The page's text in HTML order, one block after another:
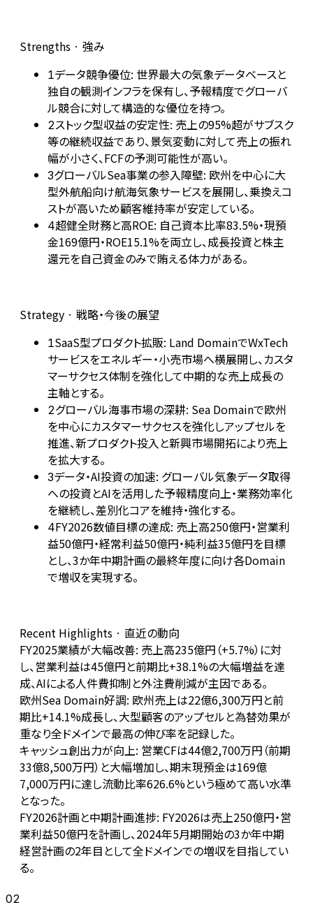
Strengths · 強み
1データ競争優位: 世界最大の気象データベースと
独自の観測インフラを保有し、予報精度でグローバ
ル競合に対して構造的な優位を持つ。
2ストック型収益の安定性: 売上の95%超がサブスク
等の継続収益であり、景気変動に対して売上の振れ
幅が小さく、FCFの予測可能性が高い。
3グローバルSea事業の参入障壁: 欧州を中心に大
型外航船向け航海気象サービスを展開し、乗換えコ
ストが高いため顧客維持率が安定している。
4超健全財務と高ROE: 自己資本比率83.5%・現預
金169億円・ROE15.1%を両立し、成長投資と株主
還元を自己資金のみで賄える体力がある。
Strategy · 戦略・今後の展望
1SaaS型プロダクト拡販: Land DomainでWxTech
サービスをエネルギー・小売市場へ横展開し、カスタ
マーサクセス体制を強化して中期的な売上成長の
主軸とする。
2グローバル海事市場の深耕: Sea Domainで欧州
を中心にカスタマーサクセスを強化しアップセルを
推進、新プロダクト投入と新興市場開拓により売上
を拡大する。
3データ・AI投資の加速: グローバル気象データ取得
への投資とAIを活用した予報精度向上・業務効率化
を継続し、差別化コアを維持・強化する。
4FY2026数値目標の達成: 売上高250億円・営業利
益50億円・経常利益50億円・純利益35億円を目標
とし、3か年中期計画の最終年度に向け各Domain
で増収を実現する。
Recent Highlights · 直近の動向
FY2025業績が大幅改善: 売上高235億円（+5.7%）に対
し、営業利益は45億円と前期比+38.1%の大幅増益を達
成、AIによる人件費抑制と外注費削減が主因である。
欧州Sea Domain好調: 欧州売上は22億6,300万円と前
期比+14.1%成長し、大型顧客のアップセルと為替効果が
重なり全ドメインで最高の伸び率を記録した。
キャッシュ創出力が向上: 営業CFは44億2,700万円（前期
33億8,500万円）と大幅増加し、期末現預金は169億
7,000万円に達し流動比率626.6%という極めて高い水準
となった。
FY2026計画と中期計画進捗: FY2026は売上250億円・営
業利益50億円を計画し、2024年5月期開始の3か年中期
経営計画の2年目として全ドメインでの増収を目指してい
る。
02